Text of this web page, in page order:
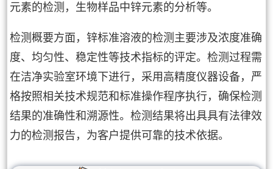
元素的检测，生物样品中锌元素的分析等。
检测概要方面，锌标准溶液的检测主要涉及浓度准确
度、均匀性、稳定性等技术指标的评定。检测过程需
在洁净实验室环境下进行，采用高精度仪器设备，严
格按照相关技术规范和标准操作程序执行，确保检测
结果的准确性和溯源性。检测结果将出具具有法律效
力的检测报告，为客户提供可靠的技术依据。